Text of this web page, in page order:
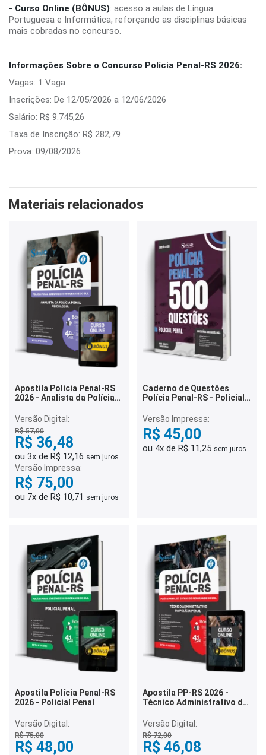
- Curso Online (BÔNUS): acesso a aulas de Língua
Portuguesa e Informática, reforçando as disciplinas básicas
mais cobradas no concurso.
Informações Sobre o Concurso Polícia Penal-RS 2026:
Vagas: 1 Vaga
Inscrições: De 12/05/2026 a 12/06/2026
Salário: R$ 9.745,26
Taxa de Inscrição: R$ 282,79
Prova: 09/08/2026
Materiais relacionados
Apostila Polícia Penal-RS
2026 - Analista da Polícia
Versão Digital:
R$ 57,00
R$ 36,48
ou 3x de R$ 12,16 sem juros
Versão Impressa:
R$ 75,00
ou 7x de R$ 10,71 sem juros
Caderno de Questões
Polícia Penal-RS - Policial
Gabaritadas
Versão Impressa:
R$ 45,00
ou 4x de R$ 11,25 sem juros
Apostila Polícia Penal-RS
2026 - Policial Penal
Versão Digital:
R$ 75,00
R$ 48,00
Apostila PP-RS 2026 -
Técnico Administrativo da
Versão Digital:
R$ 72,00
R$ 46,08